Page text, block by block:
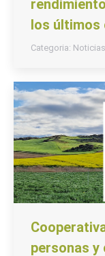
los últimos
Categoria: Noticias
personas y